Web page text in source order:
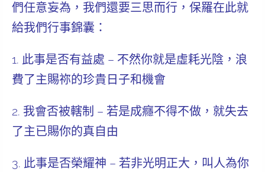
們任意妄為，我們還要三思而行，保羅在此就
給我們行事錦囊：
1. 此事是否有益處 – 不然你就是虛耗光陰，浪
費了主賜祢的珍貴日子和機會
2. 我會否被轄制 – 若是成癮不得不做，就失去
了主已賜你的真自由
3. 此事是否榮耀神 – 若非光明正大，叫人為你